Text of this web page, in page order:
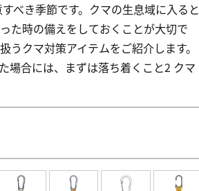
べき季節です。クマの生息域に入ると
た時の備えをしておくことが大切で
クマ対策アイテムをご紹介します。
場合には、まずは落ち着くこと2 クマ